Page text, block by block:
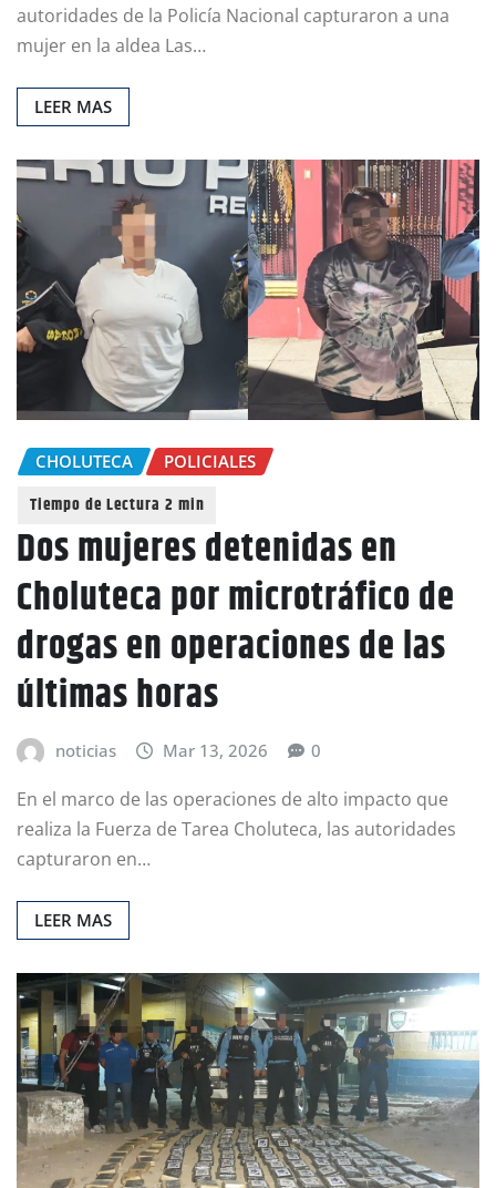
autoridades de la Policía Nacional capturaron a una
mujer en la aldea Las…
LEER MAS
CHOLUTECA POLICIALES
Dos mujeres detenidas en
Choluteca por microtráfico de
drogas en operaciones de las
últimas horas
noticias Mar 13, 2026 0
En el marco de las operaciones de alto impacto que
realiza la Fuerza de Tarea Choluteca, las autoridades
capturaron en…
LEER MAS